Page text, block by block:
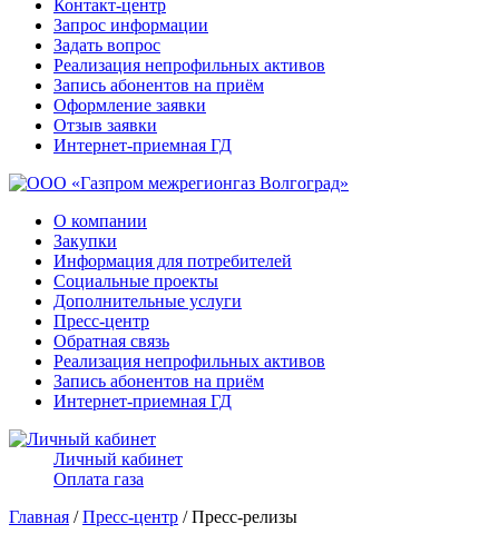
Контакт-центр
Запрос информации
Задать вопрос
Реализация непрофильных активов
Запись абонентов на приём
Оформление заявки
Отзыв заявки
Интернет-приемная ГД
О компании
Закупки
Информация для потребителей
Социальные проекты
Дополнительные услуги
Пресс-центр
Обратная связь
Реализация непрофильных активов
Запись абонентов на приём
Интернет-приемная ГД
Личный кабинет
Оплата газа
Главная /Пресс-центр / Пресс-релизы